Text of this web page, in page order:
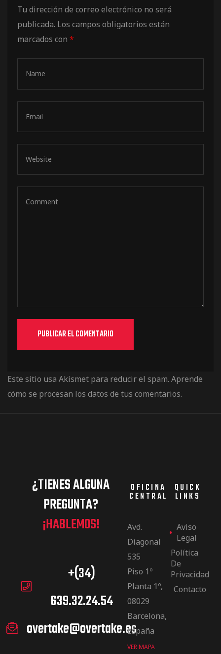
Tu dirección de correo electrónico no será
publicada. Los campos obligatorios están
marcados con *
Este sitio usa Akismet para reducir el spam. Aprende
cómo se procesan los datos de tus comentarios.
¿TIENES ALGUNA
PREGUNTA?
¡HABLEMOS!
+(34)
639.32.24.54
overtake@overtake.es
OFICINA
CENTRAL
Avd.
Diagonal
535
Piso 1º
Planta 1º,
08029
Barcelona,
España
VER MAPA
QUICK
LINKS
Aviso
Legal
Política
De
Privacidad
Contacto